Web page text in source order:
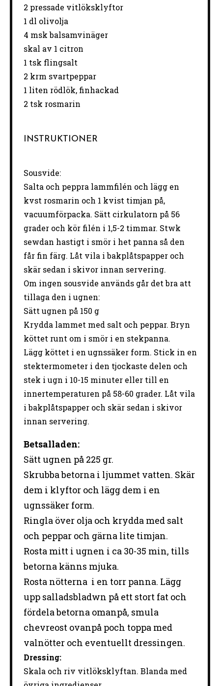
2 pressade vitlöksklyftor
1 dl olivolja
4 msk balsamvinäger
skal av 1 citron
1 tsk flingsalt
2 krm svartpeppar
1 liten rödlök, finhackad
2 tsk rosmarin
INSTRUKTIONER
Sousvide:
Salta och peppra lammfilén och lägg en
kvst rosmarin och 1 kvist timjan på,
vacuumförpacka. Sätt cirkulatorn på 56
grader och kör filén i 1,5-2 timmar. Stwk
sewdan hastigt i smör i het panna så den
får fin färg. Låt vila i bakplåtspapper och
skär sedan i skivor innan servering.
Om ingen sousvide används går det bra att
tillaga den i ugnen:
Sätt ugnen på 150 g
Krydda lammet med salt och peppar. Bryn
köttet runt om i smör i en stekpanna.
Lägg köttet i en ugnssäker form. Stick in en
stektermometer i den tjockaste delen och
stek i ugn i 10-15 minuter eller till en
innertemperaturen på 58-60 grader. Låt vila
i bakplåtspapper och skär sedan i skivor
innan servering.
Betsalladen:
Sätt ugnen på 225 gr.
Skrubba betorna i ljummet vatten. Skär
dem i klyftor och lägg dem i en
ugnssäker form.
Ringla över olja och krydda med salt
och peppar och gärna lite timjan.
Rosta mitt i ugnen i ca 30-35 min, tills
betorna känns mjuka.
Rosta nötterna i en torr panna. Lägg
upp salladsbladwn på ett stort fat och
fördela betorna omanpå, smula
chevreost ovanpå poch toppa med
valnötter och eventuellt dressingen.
Dressing:
Skala och riv vitlöksklyftan. Blanda med